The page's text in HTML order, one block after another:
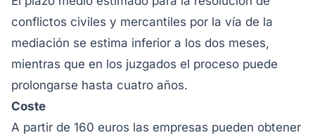
conflictos civiles y mercantiles por la vía de la
mediación se estima inferior a los dos meses,
mientras que en los juzgados el proceso puede
prolongarse hasta cuatro años.
Coste
A partir de 160 euros las empresas pueden obtener